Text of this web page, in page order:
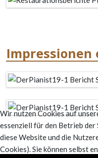
Wir nutzen Cookies auf
essenziell für den Betrieb der
diese Website und die
Cookies). Sie können selbst